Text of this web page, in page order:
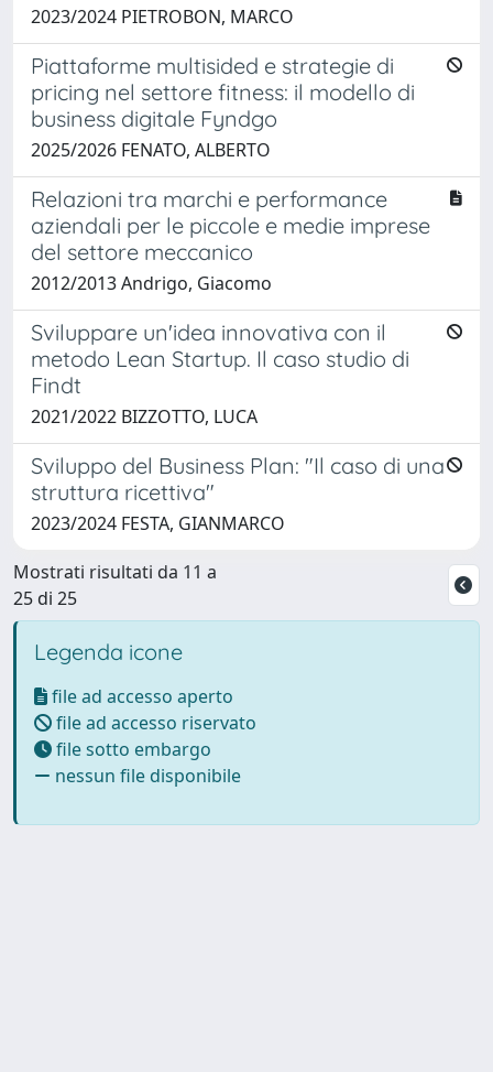
2023/2024 PIETROBON, MARCO
Piattaforme multisided e strategie di
pricing nel settore fitness: il modello di
business digitale Fyndgo
2025/2026 FENATO, ALBERTO
Relazioni tra marchi e performance
aziendali per le piccole e medie imprese
del settore meccanico
2012/2013 Andrigo, Giacomo
Sviluppare un'idea innovativa con il
metodo Lean Startup. Il caso studio di
Findt
2021/2022 BIZZOTTO, LUCA
Sviluppo del Business Plan: "Il caso di una
struttura ricettiva"
2023/2024 FESTA, GIANMARCO
Mostrati risultati da 11 a
25 di 25
Legenda icone
file ad accesso aperto
file ad accesso riservato
file sotto embargo
nessun file disponibile